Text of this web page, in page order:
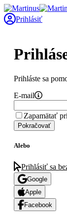
Prihlásiť
Prihláste sa
E-mail
Zapamätať
Pokračovať
Alebo
Prihlásiť sa
Google
Apple
Facebook